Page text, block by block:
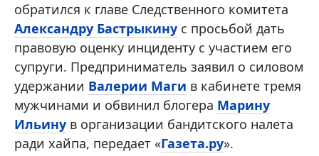
обратился к главе Следственного комитета
Александру Бастрыкину с просьбой дать
правовую оценку инциденту с участием его
супруги. Предприниматель заявил о силовом
удержании Валерии Маги в кабинете тремя
мужчинами и обвинил блогера Марину
Ильину в организации бандитского налета
ради хайпа, передает «Газета.ру».